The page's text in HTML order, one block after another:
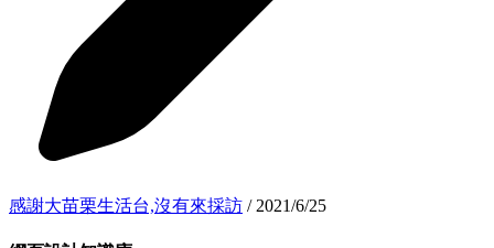
感謝大苗栗生活台,沒有來採訪 / 2021/6/25